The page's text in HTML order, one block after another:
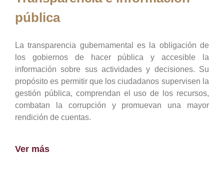
pública
La transparencia gubernamental es la obligación de
los gobiernos de hacer pública y accesible la
información sobre sus actividades y decisiones. Su
propósito es permitir que los ciudadanos supervisen la
gestión pública, comprendan el uso de los recursos,
combatan la corrupción y promuevan una mayor
rendición de cuentas.
Ver más